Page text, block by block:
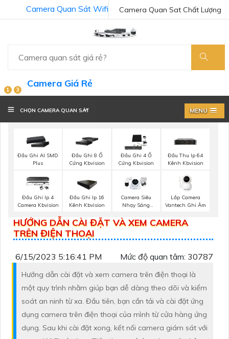
Camera Quan Sat Chất Lượng
Camera Quan Sát Wifi
1 3
Camera Giá Rẻ
CHỌN CAMERA QUAN SÁT MENU
Đầu Ghi AI SMD
Plus
Đầu Ghi 8 Ổ
Cứng Kbvision
Đầu Ghi 4 Ổ
Cứng Kbvision
Đầu Thu Ip 64
Kênh Kbvision
Đầu Ghi Ip 4
Camera Kbvision
Đầu Ghi Ip 16
Kênh Kbvision
Camera Siêu
Nhạy Sáng
Lắp Camera
Vantech Ghi Âm
HƯỚNG DẪN CÀI ĐẶT VÀ XEM CAMERA
TRÊN ĐIỆN THOẠI
6/15/2023 5:16:41 PM Mức độ quan tâm: 30787
Hướng dẫn cài đặt và xem camera trên điện thoại là
một quy trình nhằm giúp bạn dễ dàng theo dõi và kiểm
soát an ninh từ xa. Đầu tiên, bạn cần tải và cài đặt ứng
dụng camera trên điện thoại của mình từ cửa hàng ứng
dụng. Sau khi cài đặt xong, kết nối camera giám sát với